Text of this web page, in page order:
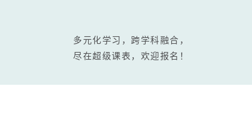
多元化学习，跨学科融合，
尽在超级课表 ，欢迎报名！